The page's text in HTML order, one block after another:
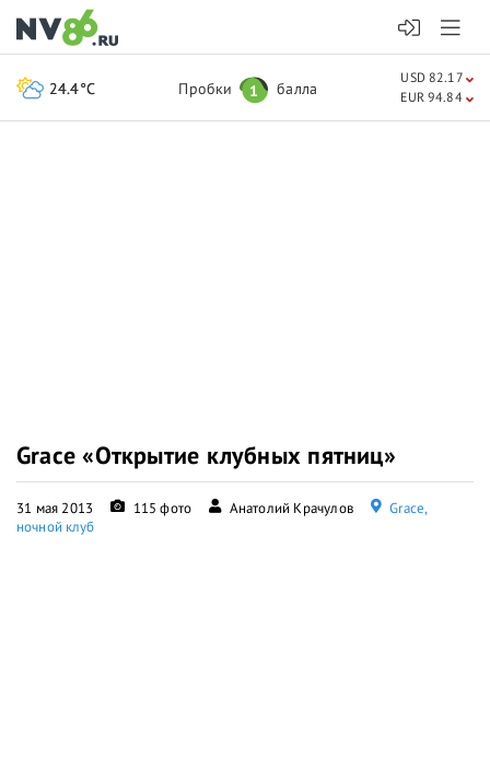
Grace «Открытие клубных пятниц»
31 мая 2013 115 фото Анатолий Крачулов
Grace,
ночной клуб
24.4°C Пробки 1 балла
USD 82.17
EUR 94.84